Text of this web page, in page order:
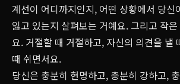
계선이 어디까지인지, 어떤 상황에서 당신
잃고 있는지 살펴보는 거예요. 그리고 작
요. 거절할 때 거절하고, 자신의 의견을 낼
때 쉬면서요.
당신은 충분히 현명하고, 충분히 강하고,